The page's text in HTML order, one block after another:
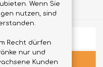
ZUGEFÜGT
Wenn Sie
nutzen, sind
Recht dürfen
nur und
Kunden